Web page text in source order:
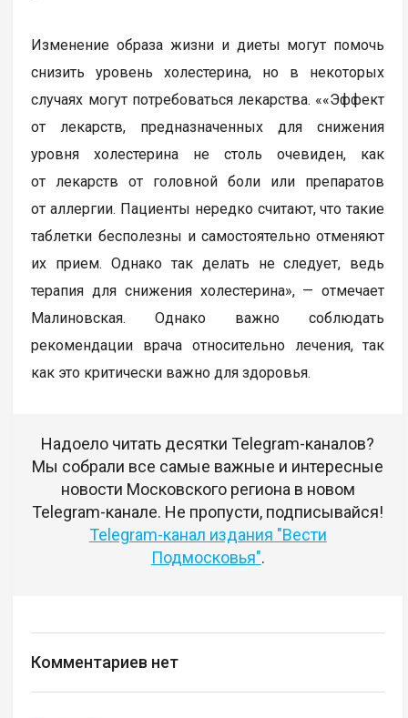
Изменение образа жизни и диеты могут помочь
снизить уровень холестерина, но в некоторых
случаях могут потребоваться лекарства. ««Эффект
от лекарств, предназначенных для снижения
уровня холестерина не столь очевиден, как
от лекарств от головной боли или препаратов
от аллергии. Пациенты нередко считают, что такие
таблетки бесполезны и самостоятельно отменяют
их прием. Однако так делать не следует, ведь
терапия для снижения холестерина», — отмечает
Малиновская. Однако важно соблюдать
рекомендации врача относительно лечения, так
как это критически важно для здоровья.
Надоело читать десятки Telegram-каналов?
Мы собрали все самые важные и интересные
новости Московского региона в новом
Telegram-канале. Не пропусти, подписывайся!
Telegram-канал издания "Вести
Подмосковья".
Комментариев нет